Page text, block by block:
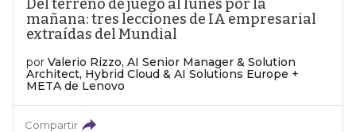
Del terreno de juego al lunes por la
mañana: tres lecciones de IA empresarial
extraídas del Mundial
por Valerio Rizzo, AI Senior Manager & Solution
Architect, Hybrid Cloud & AI Solutions Europe +
META de Lenovo
Compartir